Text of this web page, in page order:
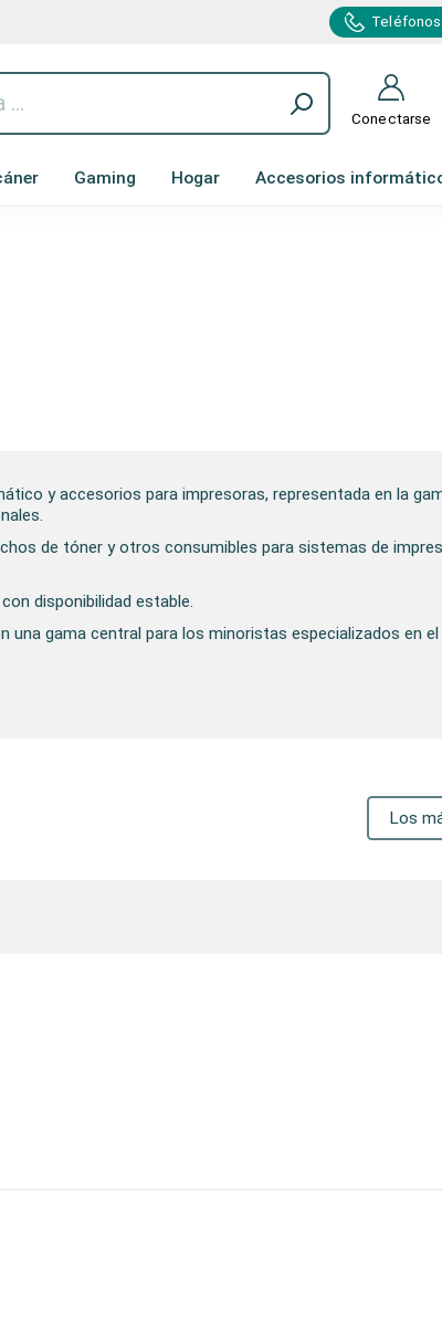
Conectarse
Gaming Hogar Accesorios
y accesorios para impresoras, representada en la
de tóner y otros consumibles para sistemas de
disponibilidad estable.
una gama central para los minoristas especializados en